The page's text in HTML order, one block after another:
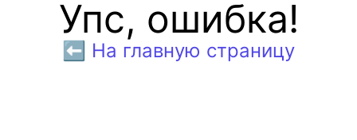
Упс, ошибка!
⬅️ На главную страницу